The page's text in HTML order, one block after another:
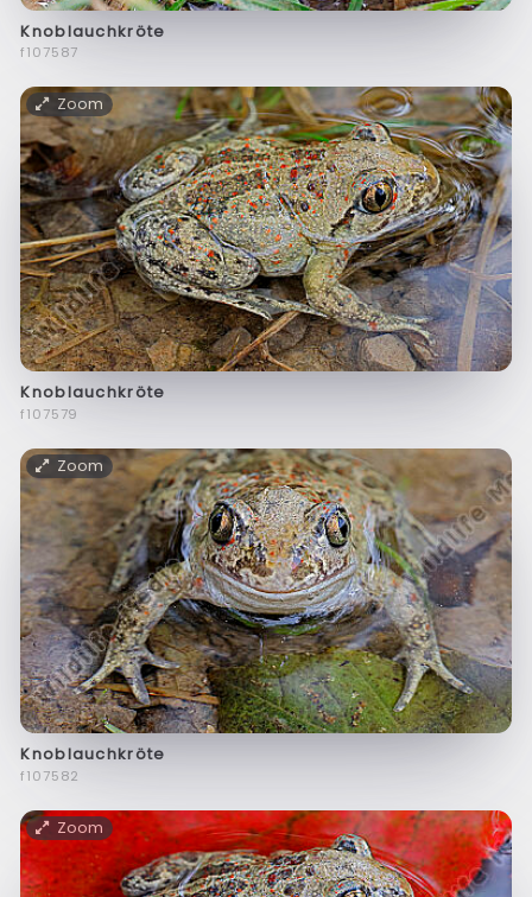
Knoblauchkröte
f107587
Zoom
Knoblauchkröte
f107579
Zoom
Knoblauchkröte
f107582
Zoom